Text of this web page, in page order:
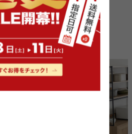
オットマン付き ソファ
したコーディネート例